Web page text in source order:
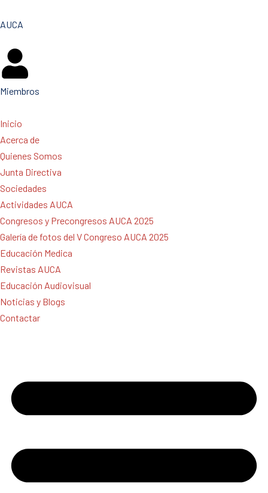
AUCA
Miembros
Inicio
Acerca de
Quienes Somos
Junta Directiva
Sociedades
Actividades AUCA
Congresos y Precongresos AUCA 2025
Galería de fotos del V Congreso AUCA 2025
Educación Medica
Revistas AUCA
Educación Audiovisual
Noticias y Blogs
Contactar